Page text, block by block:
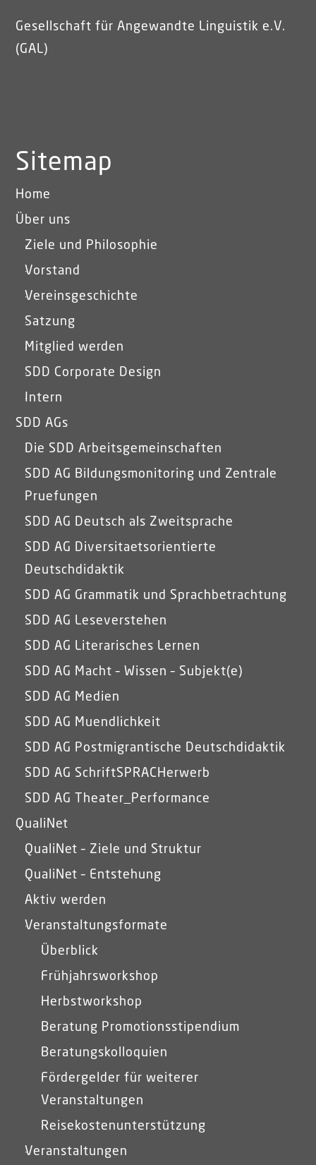
Gesellschaft für Angewandte Linguistik e.V.
(GAL)
Sitemap
Home
Über uns
Ziele und Philosophie
Vorstand
Vereinsgeschichte
Satzung
Mitglied werden
SDD Corporate Design
Intern
SDD AGs
Die SDD Arbeitsgemeinschaften
SDD AG Bildungsmonitoring und Zentrale
Pruefungen
SDD AG Deutsch als Zweitsprache
SDD AG Diversitaetsorientierte
Deutschdidaktik
SDD AG Grammatik und Sprachbetrachtung
SDD AG Leseverstehen
SDD AG Literarisches Lernen
SDD AG Macht – Wissen – Subjekt(e)
SDD AG Medien
SDD AG Muendlichkeit
SDD AG Postmigrantische Deutschdidaktik
SDD AG SchriftSPRACHerwerb
SDD AG Theater_Performance
QualiNet
QualiNet – Ziele und Struktur
QualiNet – Entstehung
Aktiv werden
Veranstaltungsformate
Überblick
Frühjahrsworkshop
Herbstworkshop
Beratung Promotionsstipendium
Beratungskolloquien
Fördergelder für weiterer
Veranstaltungen
Reisekostenunterstützung
Veranstaltungen